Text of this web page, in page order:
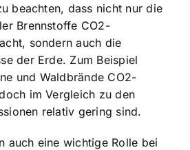
beachten, dass nicht nur die
Brennstoffe CO2-
sondern auch die
der Erde. Zum Beispiel
und Waldbrände CO2-
im Vergleich zu den
relativ gering sind.
auch eine wichtige Rolle bei